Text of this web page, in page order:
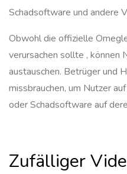
Schadsoftware und andere
Obwohl die offizielle
verursachen sollte , können
austauschen. Betrüger und
missbrauchen, um Nutzer
oder Schadsoftware auf
Zufälliger